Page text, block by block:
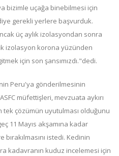
bizimle uçağa binebilmesi için
gerekli yerlere başvurduk.
üç aylık izolasyondan sonra
izolasyon korona yüzünden
için son şansımızdı."dedi.
Peru'ya gönderilmesinin
müfettişleri, mevzuata aykırı
çözümün uyutulması olduğunu
11 Mayıs akşamına kadar
istedi. Kedinin
kadavranın kuduz incelemesi için